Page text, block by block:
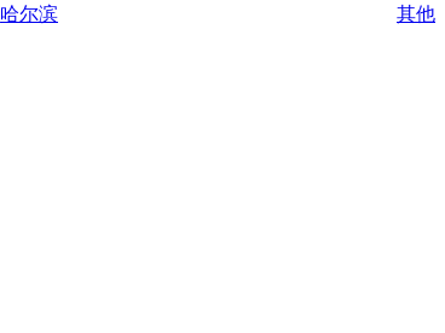
哈尔滨
其他